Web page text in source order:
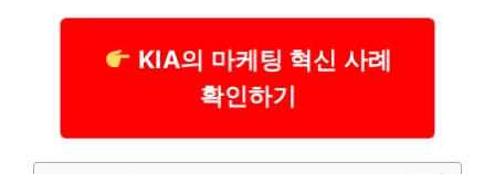
KIA의 마케팅 혁신 사례
확인하기